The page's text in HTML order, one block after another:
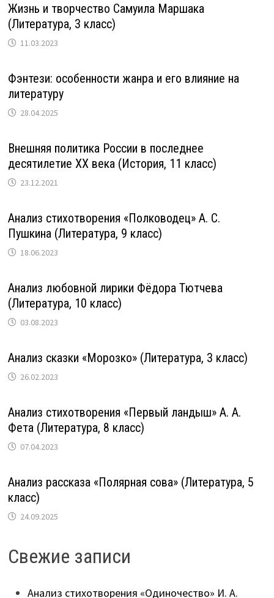
Жизнь и творчество Самуила Маршака
(Литература, 3 класс)
11.03.2023
Фэнтези: особенности жанра и его влияние на
литературу
28.04.2025
Внешняя политика России в последнее
десятилетие XX века (История, 11 класс)
23.12.2021
Анализ стихотворения «Полководец» А. С.
Пушкина (Литература, 9 класс)
18.06.2023
Анализ любовной лирики Фёдора Тютчева
(Литература, 10 класс)
03.08.2023
Анализ сказки «Морозко» (Литература, 3 класс)
26.02.2023
Анализ стихотворения «Первый ландыш» А. А.
Фета (Литература, 8 класс)
07.04.2023
Анализ рассказа «Полярная сова» (Литература, 5
класс)
24.09.2025
Свежие записи
Анализ стихотворения «Одиночество» И. А.